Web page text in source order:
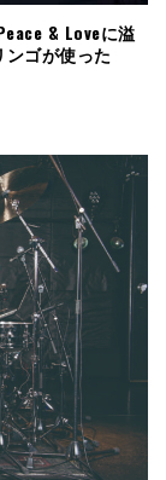
& Loveに溢
ゴが使った